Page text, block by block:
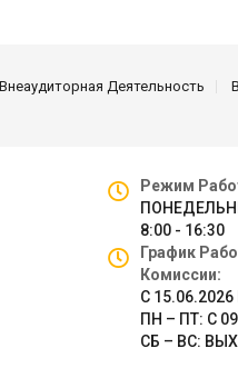
Внеаудиторная Деятельность
Режим
8:00 - 16:30
График
Комиссии:
С
ПН – ПТ: С
СБ – ВС: